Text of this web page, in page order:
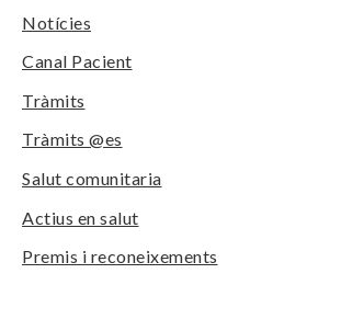
Notícies
Canal Pacient
Tràmits
Tràmits @es
Salut comunitaria
Actius en salut
Premis i reconeixements